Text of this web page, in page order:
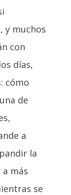
y muchos
con
días,
cómo
de
a
la
más
se